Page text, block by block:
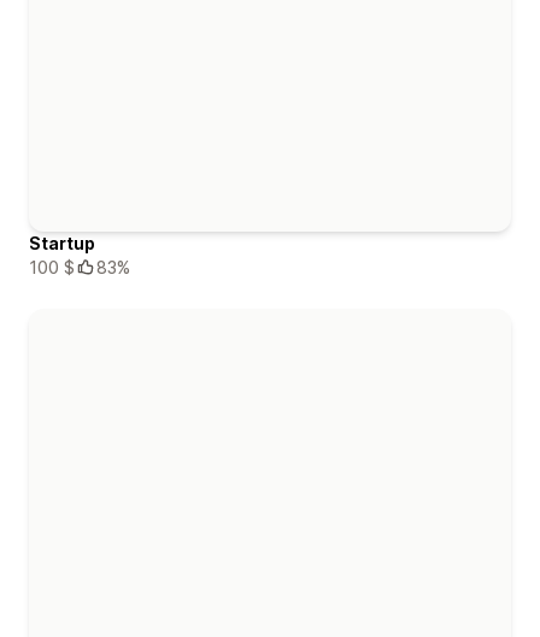
Startup
100 $
83%